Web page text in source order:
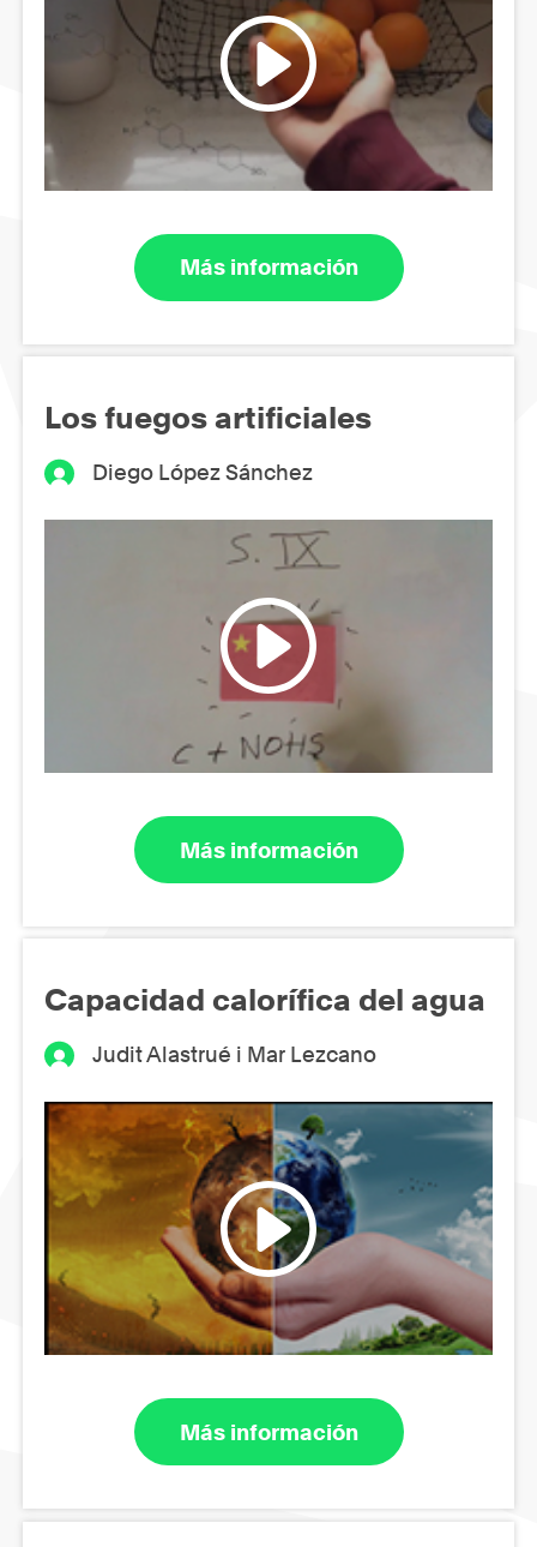
Más información
Los fuegos artificiales
Diego López Sánchez
Más información
Capacidad calorífica del agua
Judit Alastrué i Mar Lezcano
Más información